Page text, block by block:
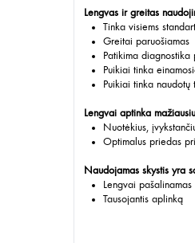
Lengvas ir greitas
Tinka visiems
Greitai paruošiamas
Patikima
Puikiai tinka
Puikiai tinka
Lengvai aptinka
Nuotėkius,
Optimalus priedas
Naudojamas skystis yra
Lengvai pašalinamas
Tausojantis aplinką